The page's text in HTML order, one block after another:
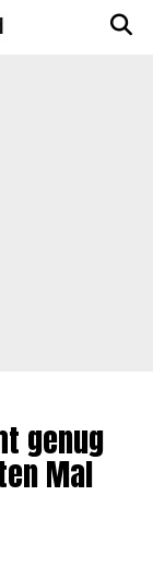
genug
Mal